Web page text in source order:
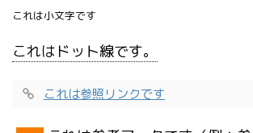
これは小文字です
これはドット線です。
これは参照リンクです